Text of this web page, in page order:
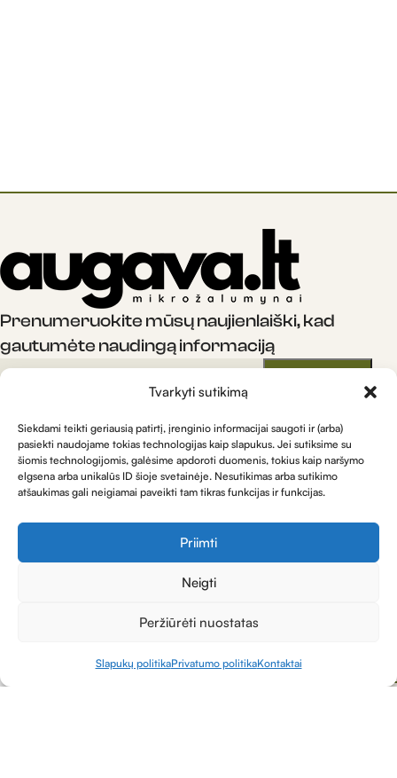
Tvarkyti sutikimą
Siekdami teikti geriausią patirtį, įrenginio informacijai saugoti ir (arba)
pasiekti naudojame tokias technologijas kaip slapukus. Jei sutiksime su
šiomis technologijomis, galėsime apdoroti duomenis, tokius kaip naršymo
elgsena arba unikalūs ID šioje svetainėje. Nesutikimas arba sutikimo
atšaukimas gali neigiamai paveikti tam tikras funkcijas ir funkcijas.
Priimti
Neigti
Peržiūrėti nuostatas
Slapukų politikaPrivatumo politikaKontaktai
Prenumeruokite mūsų naujienlaiški, kad
gautumėte naudingą informaciją
Prenumeruodami Jūs sutinkate su mūsų
politikosnuostatomis ir sutinkate gauti naujienas.
Informacija
Paskyra